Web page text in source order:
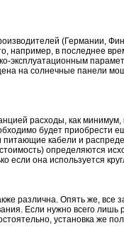
(Германии,
например, в последнее
эксплуатационным
на солнечные панели
расходы, как
будет приобрести
кабели и
определяются
если она используется
различна. Опять же, все
Если нужно всего лишь
установка же